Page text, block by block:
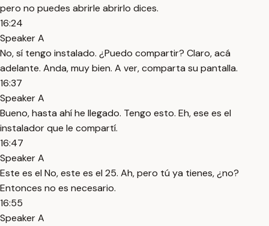
pero no puedes abrirle abrirlo dices.
16:24
Speaker A
No, sí tengo instalado. ¿Puedo compartir? Claro, acá
adelante. Anda, muy bien. A ver, comparta su pantalla.
16:37
Speaker A
Bueno, hasta ahí he llegado. Tengo esto. Eh, ese es el
instalador que le compartí.
16:47
Speaker A
Este es el No, este es el 25. Ah, pero tú ya tienes, ¿no?
Entonces no es necesario.
16:55
Speaker A